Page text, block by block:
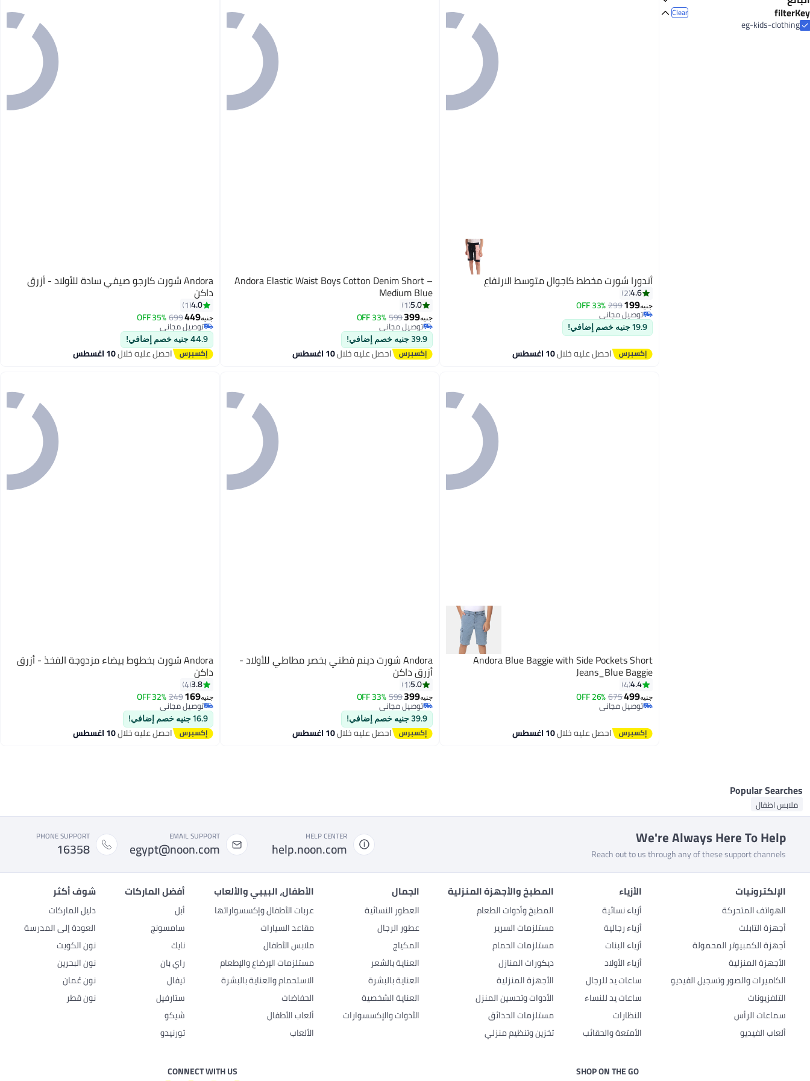
King Tut Company for Readymade Garments and Furniture Industry LLC filterKey
Clear
eg-kids-clothing
أندورا شورت مخطط كاجوال متوسط الارتفاع
4.6
2
جنيه199
299
33% OFF
توصيل مجاني
توصيل مجاني
19.9 جنيه خصم إضافي!
احصل عليه خلال10 اغسطس
3
Andora Elastic Waist Boys Cotton Denim Short –
Medium Blue
5.0
1
جنيه399
599
33% OFF
توصيل مجاني
توصيل مجاني
39.9 جنيه خصم إضافي!
احصل عليه خلال10 اغسطس
5
Andora شورت كارجو صيفي سادة للأولاد - أزرق
داكن
4.0
1
جنيه449
699
35% OFF
توصيل مجاني
توصيل مجاني
44.9 جنيه خصم إضافي!
احصل عليه خلال10 اغسطس
2
Andora Blue Baggie with Side Pockets Short
Jeans_Blue Baggie
4.4
4
جنيه499
675
26% OFF
توصيل مجاني
توصيل مجاني
احصل عليه خلال10 اغسطس
3
Andora شورت دينم قطني بخصر مطاطي للأولاد -
أزرق داكن
5.0
1
جنيه399
599
33% OFF
توصيل مجاني
توصيل مجاني
39.9 جنيه خصم إضافي!
احصل عليه خلال10 اغسطس
7
Andora شورت بخطوط بيضاء مزدوجة الفخذ - أزرق
داكن
3.8
4
جنيه169
249
32% OFF
توصيل مجاني
توصيل مجاني
16.9 جنيه خصم إضافي!
احصل عليه خلال10 اغسطس
Popular Searches
ملابس اطفال
We're Always Here To Help
Reach out to us through any of these support channels
HELP CENTER
help.noon.com
EMAIL SUPPORT
egypt@noon.com
PHONE SUPPORT
16358
الإلكترونيات
الهواتف المتحركة
أجهزة التابلت
أجهزة الكمبيوتر المحمولة
الأجهزة المنزلية
الكاميرات والصور وتسجيل الفيديو
التلفزيونات
سماعات الرأس
ألعاب الفيديو
الأزياء
أزياء نسائية
أزياء رجالية
أزياء البنات
أزياء الأولاد
ساعات يد للرجال
ساعات يد للنساء
النظارات
الأمتعة والحقائب
المطبخ والأجهزة المنزلية
المطبخ وأدوات الطعام
مستلزمات السرير
مستلزمات الحمام
ديكورات المنازل
الأجهزة المنزلية
الأدوات وتحسين المنزل
مستلزمات الحدائق
تخزين وتنظيم منزلي
الجمال
العطور النسائية
عطور الرجال
المكياج
العناية بالشعر
العناية بالبشرة
العناية الشخصية
الأدوات والإكسسوارات
الأطفال، البيبي والألعاب
عربات الأطفال وإكسسواراتها
مقاعد السيارات
ملابس الأطفال
مستلزمات الإرضاع والإطعام
الاستحمام والعناية بالبشرة
الحفاضات
ألعاب الأطفال
الألعاب
أفضل الماركات
أبل
سامسونج
نايك
راي بان
تيفال
ستارفيل
شيكو
تورنيدو
شوف أكثر
دليل الماركات
العودة إلى المدرسة
نون الكويت
نون البحرين
نون عُمان
نون قطر
SHOP ON THE GO
CONNECT WITH US